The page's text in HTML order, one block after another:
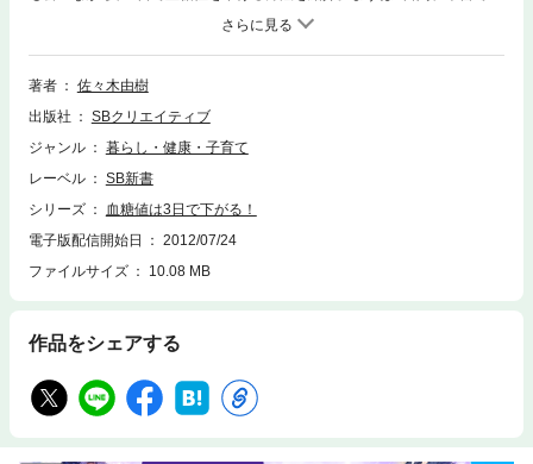
介する血糖値改善プログラムを実践し、血糖値が実際に下がることを体験
してください。いまや糖尿病は、予備群も含めて成人の4人に1人の割合で
存在するとても身近な病気です。しばらくは無症状で進行するため、「何
も自覚症状がないから大丈夫」という油断が、恐ろしい合併症の引き金に
ールできる能力を身につけること。本書では、多くの実績を上げている血
糖値改善プログラムを、実例をまじえながら分かりやすく紹介します。ま
グをつかんでください。厳しい糖質制限やカロリー計算はありません。バ
ランスよくお米もパスタもお肉も食べながら、無理せず3日で血糖値を下
す。
著者
佐々木由樹
出版社
SBクリエイティブ
ジャンル
暮らし・健康・子育て
レーベル
SB新書
シリーズ
血糖値は3日で下がる！
電子版配信開始日
2012/07/24
ファイルサイズ
10.08 MB
作品をシェアする